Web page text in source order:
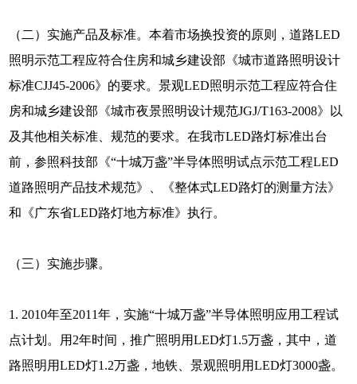
（二）实施产品及标准。本着市场换投资的原则，道路LED
照明示范工程应符合住房和城乡建设部《城市道路照明设计
标准CJJ45-2006》的要求。景观LED照明示范工程应符合住
房和城乡建设部《城市夜景照明设计规范JGJ/T163-2008》以
及其他相关标准、规范的要求。在我市LED路灯标准出台
前，参照科技部《“十城万盏”半导体照明试点示范工程LED
道路照明产品技术规范》、《整体式LED路灯的测量方法》
和《广东省LED路灯地方标准》执行。
（三）实施步骤。
1. 2010年至2011年，实施“十城万盏”半导体照明应用工程试
点计划。用2年时间，推广照明用LED灯1.5万盏，其中，道
路照明用LED灯1.2万盏，地铁、景观照明用LED灯3000盏。